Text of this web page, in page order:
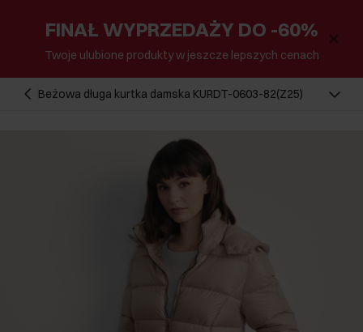
FINAŁ WYPRZEDAŻY DO -60%
Twoje ulubione produkty w jeszcze lepszych cenach
Beżowa długa kurtka damska KURDT-0603-82(Z25)